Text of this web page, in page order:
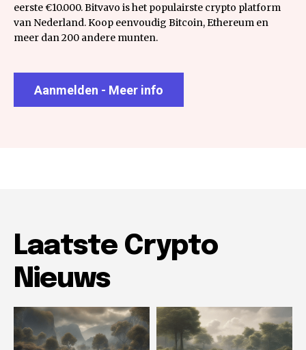
eerste €10.000. Bitvavo is het populairste crypto platform
van Nederland. Koop eenvoudig Bitcoin, Ethereum en
meer dan 200 andere munten.
Aanmelden - Meer info
Laatste Crypto
Nieuws